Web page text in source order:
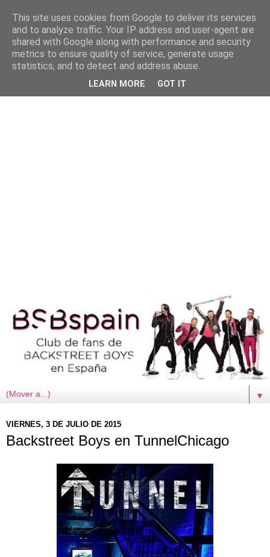
▼
VIERNES, 3 DE JULIO DE 2015
Backstreet Boys en TunnelChicago
This site uses cookies from Google to deliver its services
and to analyze traffic. Your IP address and user-agent are
shared with Google along with performance and security
metrics to ensure quality of service, generate usage
statistics, and to detect and address abuse.
LEARN MORE GOT IT